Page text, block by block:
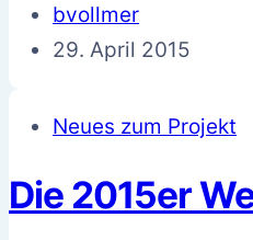
bvollmer
29. April 2015
Neues zum Projekt
Die 2015er